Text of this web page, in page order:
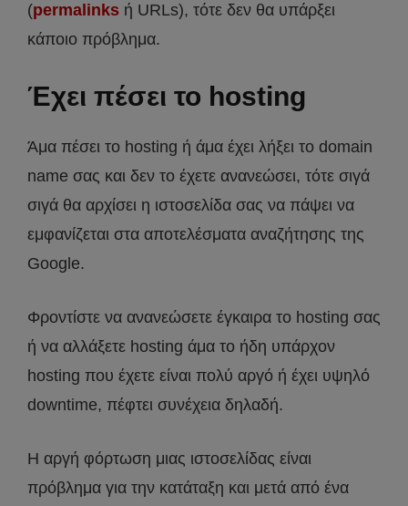
(permalinks ή URLs), τότε δεν θα υπάρξει
κάποιο πρόβλημα.
Έχει πέσει το hosting
Άμα πέσει το hosting ή άμα έχει λήξει το domain
name σας και δεν το έχετε ανανεώσει, τότε σιγά
σιγά θα αρχίσει η ιστοσελίδα σας να πάψει να
εμφανίζεται στα αποτελέσματα αναζήτησης της
Google.
Φροντίστε να ανανεώσετε έγκαιρα το hosting σας
ή να αλλάξετε hosting άμα το ήδη υπάρχον
hosting που έχετε είναι πολύ αργό ή έχει υψηλό
downtime, πέφτει συνέχεια δηλαδή.
Η αργή φόρτωση μιας ιστοσελίδας είναι
πρόβλημα για την κατάταξη και μετά από ένα